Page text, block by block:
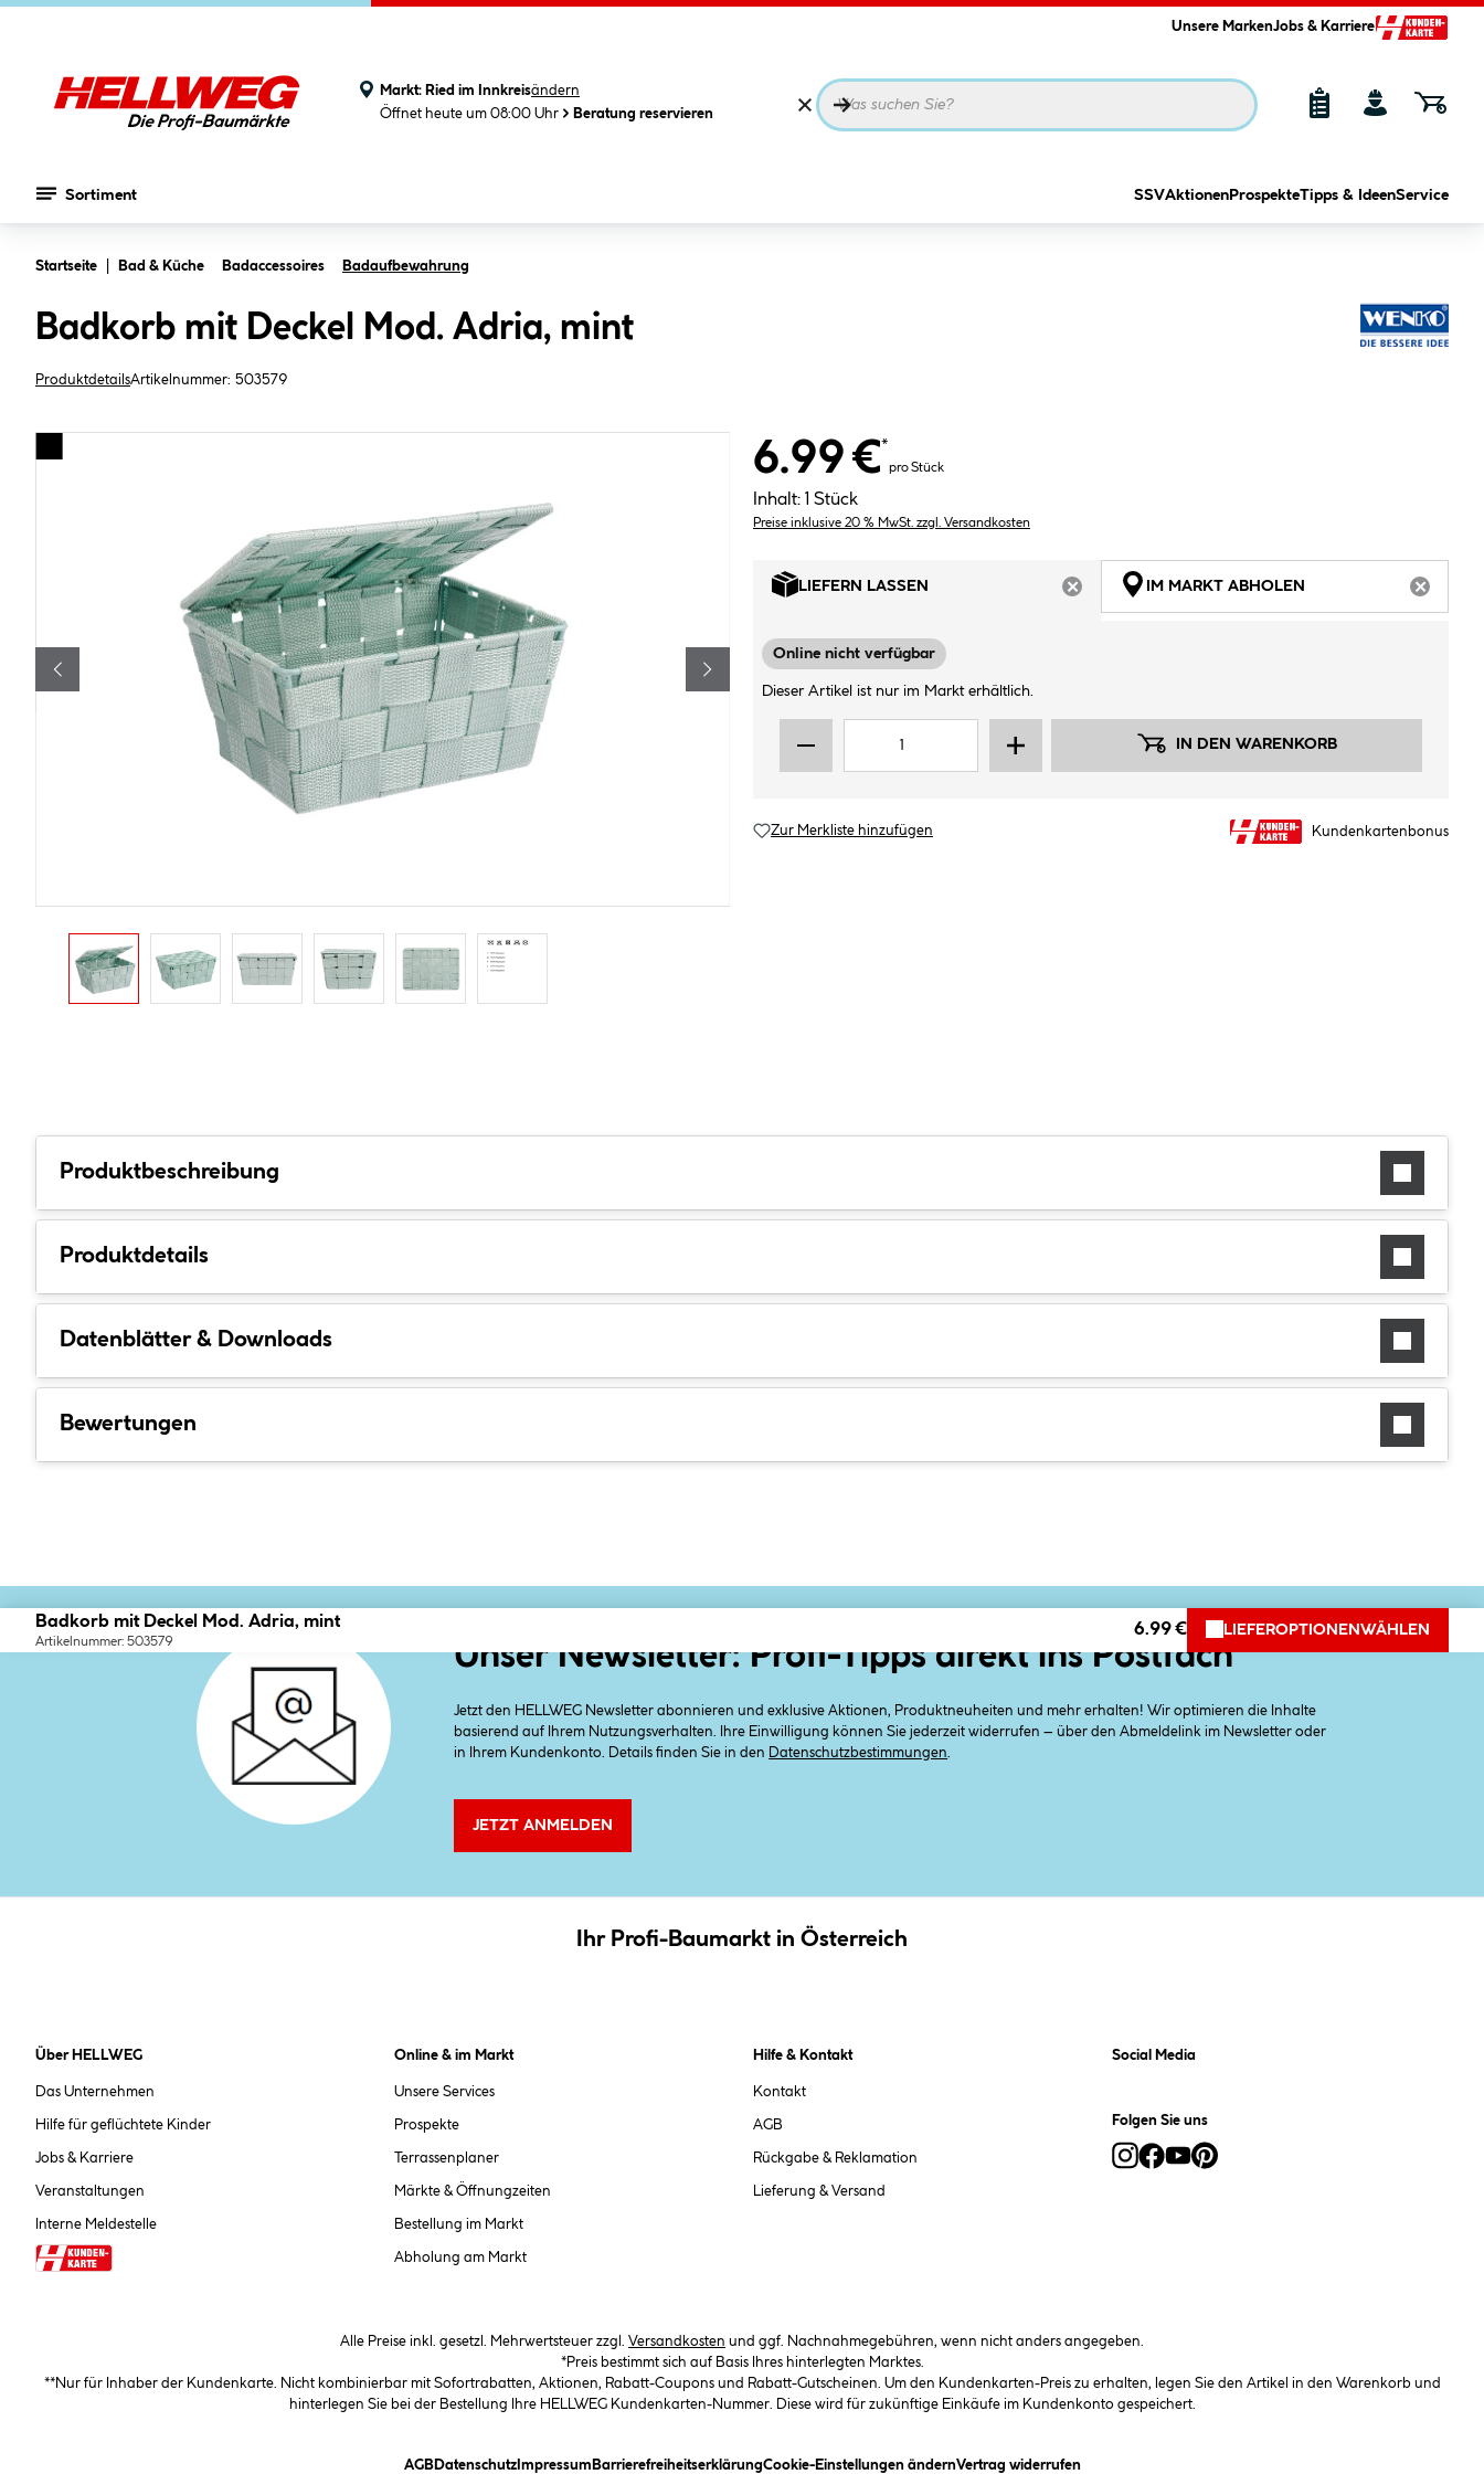
Unsere MarkenJobs & Karriere
Markt: Ried im Innkreisändern
Öffnet heute um 08:00 Uhr
Beratung reservieren
Sortiment SSVAktionen ProspekteTipps & IdeenService
Startseite Bad & Küche Badaccessoires Badaufbewahrung
Badkorb mit Deckel Mod. Adria, mint
ProduktdetailsArtikelnummer: 503579
6.99 €*
pro Stück
Inhalt: 1 Stück
Preise inklusive 20 % MwSt. zzgl. Versandkosten
LIEFERN LASSEN
ARTIKEL NICHT VERFÜGBAR
IM MARKT ABHOLEN
Online nicht verfügbar
Dieser Artikel ist nur im Markt erhältlich.
IN DEN WARENKORB
Zur Merkliste hinzufügen Kundenkartenbonus
Produktbeschreibung
Produktdetails
Datenblätter & Downloads
Bewertungen
Badkorb mit Deckel Mod. Adria, mint
Artikelnummer: 503579
6.99 € LIEFEROPTIONEN WÄHLEN
Unser Newsletter: Profi-Tipps direkt ins Postfach
Jetzt den HELLWEG Newsletter abonnieren und exklusive Aktionen, Produktneuheiten und mehr erhalten! Wir optimieren die Inhalte
basierend auf Ihrem Nutzungsverhalten. Ihre Einwilligung können Sie jederzeit widerrufen – über den Abmeldelink im Newsletter oder
in Ihrem Kundenkonto. Details finden Sie in den
Datenschutzbestimmungen
JETZT ANMELDEN
Ihr Profi-Baumarkt in Österreich
Über HELLWEG
Das Unternehmen
Hilfe für geflüchtete Kinder
Jobs & Karriere
Veranstaltungen
Interne Meldestelle
Online & im Markt
Unsere Services
Prospekte
Terrassenplaner
Märkte & Öffnungzeiten
Bestellung im Markt
Abholung am Markt
Hilfe & Kontakt
Kontakt
AGB
Rückgabe & Reklamation
Lieferung & Versand
Social Media
Folgen Sie uns
Alle Preise inkl. gesetzl. Mehrwertsteuer zzgl. Versandkosten und ggf. Nachnahmegebühren, wenn nicht anders angegeben.
*Preis bestimmt sich auf Basis Ihres hinterlegten Marktes.
**Nur für Inhaber der Kundenkarte. Nicht kombinierbar mit Sofortrabatten, Aktionen, Rabatt-Coupons und Rabatt-Gutscheinen. Um den Kundenkarten-Preis zu erhalten, legen Sie den Artikel in den Warenkorb und
hinterlegen Sie bei der Bestellung Ihre HELLWEG Kundenkarten-Nummer. Diese wird für zukünftige Einkäufe im Kundenkonto gespeichert.
AGB(öffnet ein Dialogfeld)
Datenschutz(öffnet ein Dialogfeld)
Impressum(öffnet ein Dialogfeld)
Barrierefreiheitserklärung(öffnet ein Dialogfeld)
Cookie-Einstellungen ändern(öffnet ein Dialogfeld)
Vertrag widerrufen